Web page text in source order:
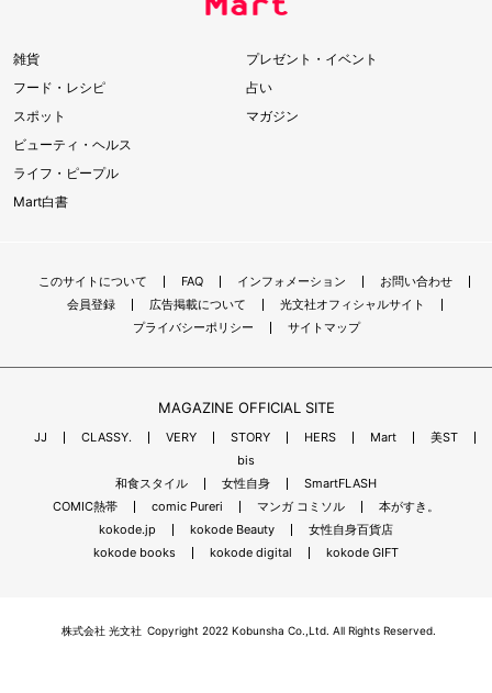
雑貨
フード・レシピ
スポット
ビューティ・ヘルス
ライフ・ピープル
Mart白書
プレゼント・イベント
占い
マガジン
このサイトについて FAQ インフォメーション
お問い合わせ
会員登録
広告掲載について
光文社オフィシャルサイト
プライバシーポリシー
サイトマップ
MAGAZINE OFFICIAL SITE
JJ CLASSY. VERY STORY HERS Mart
美ST
bis
和食スタイル
女性自身
SmartFLASH
COMIC熱帯
comic Pureri マンガ コミソル
本がすき。
kokode.jp
kokode Beauty
女性自身百貨店
kokode books
kokode digital kokode GIFT
株式会社 光文社 Copyright 2022 Kobunsha Co.,Ltd. All Rights Reserved.